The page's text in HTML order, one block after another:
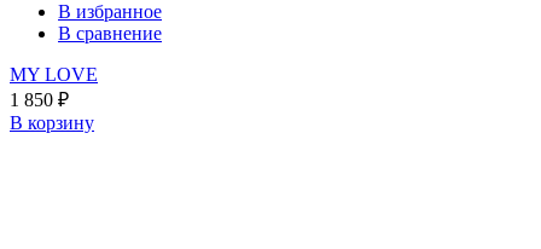
В избранное
В сравнение
MY LOVE
1 850 ₽
В корзину